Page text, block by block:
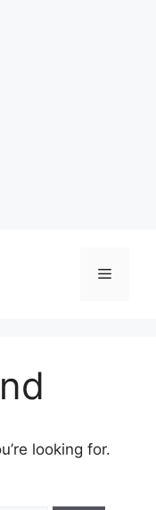
Menu
looking for.